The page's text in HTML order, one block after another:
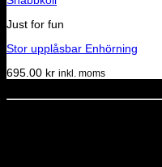
Just for fun
Stor upplåsbar Enhörning
695.00 kr inkl. moms